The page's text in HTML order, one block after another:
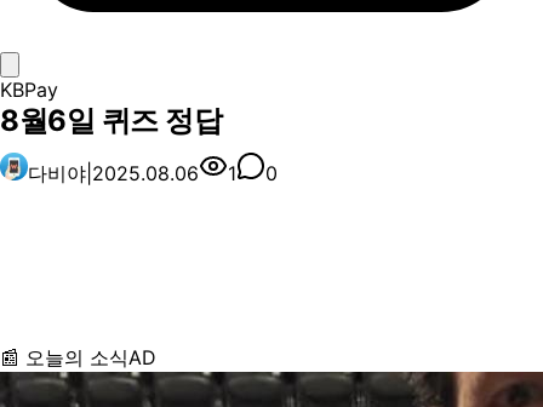
KBPay
8월6일 퀴즈 정답
다비야 2025.08.06 1 0
📰 오늘의 소식AD